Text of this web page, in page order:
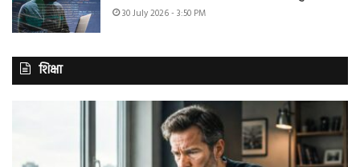
30 July 2026 - 3:50 PM
शिक्षा